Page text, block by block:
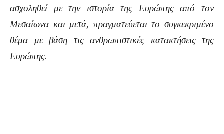
ασχοληθεί με την ιστορία της Ευρώπης από τον
Μεσαίωνα και μετά, πραγματεύεται το συγκεκριμένο
θέμα με βάση τις ανθρωπιστικές κατακτήσεις της
Ευρώπης.